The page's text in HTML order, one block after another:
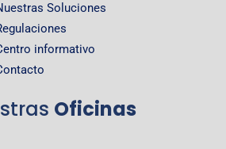
Soluciones
informativo
Oficinas